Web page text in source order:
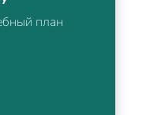
план